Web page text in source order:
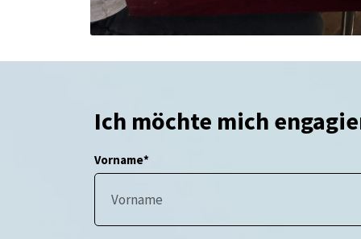
Ich möchte mich
Vorname*